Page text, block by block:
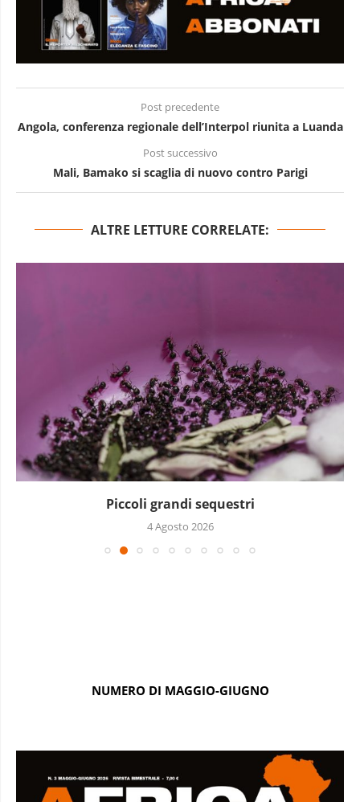
Post precedente
Angola, conferenza regionale dell’Interpol riunita a Luanda
Post successivo
Mali, Bamako si scaglia di nuovo contro Parigi
ALTRE LETTURE CORRELATE:
La lotta di Awady
3 Agosto 2026
NUMERO DI MAGGIO-GIUGNO